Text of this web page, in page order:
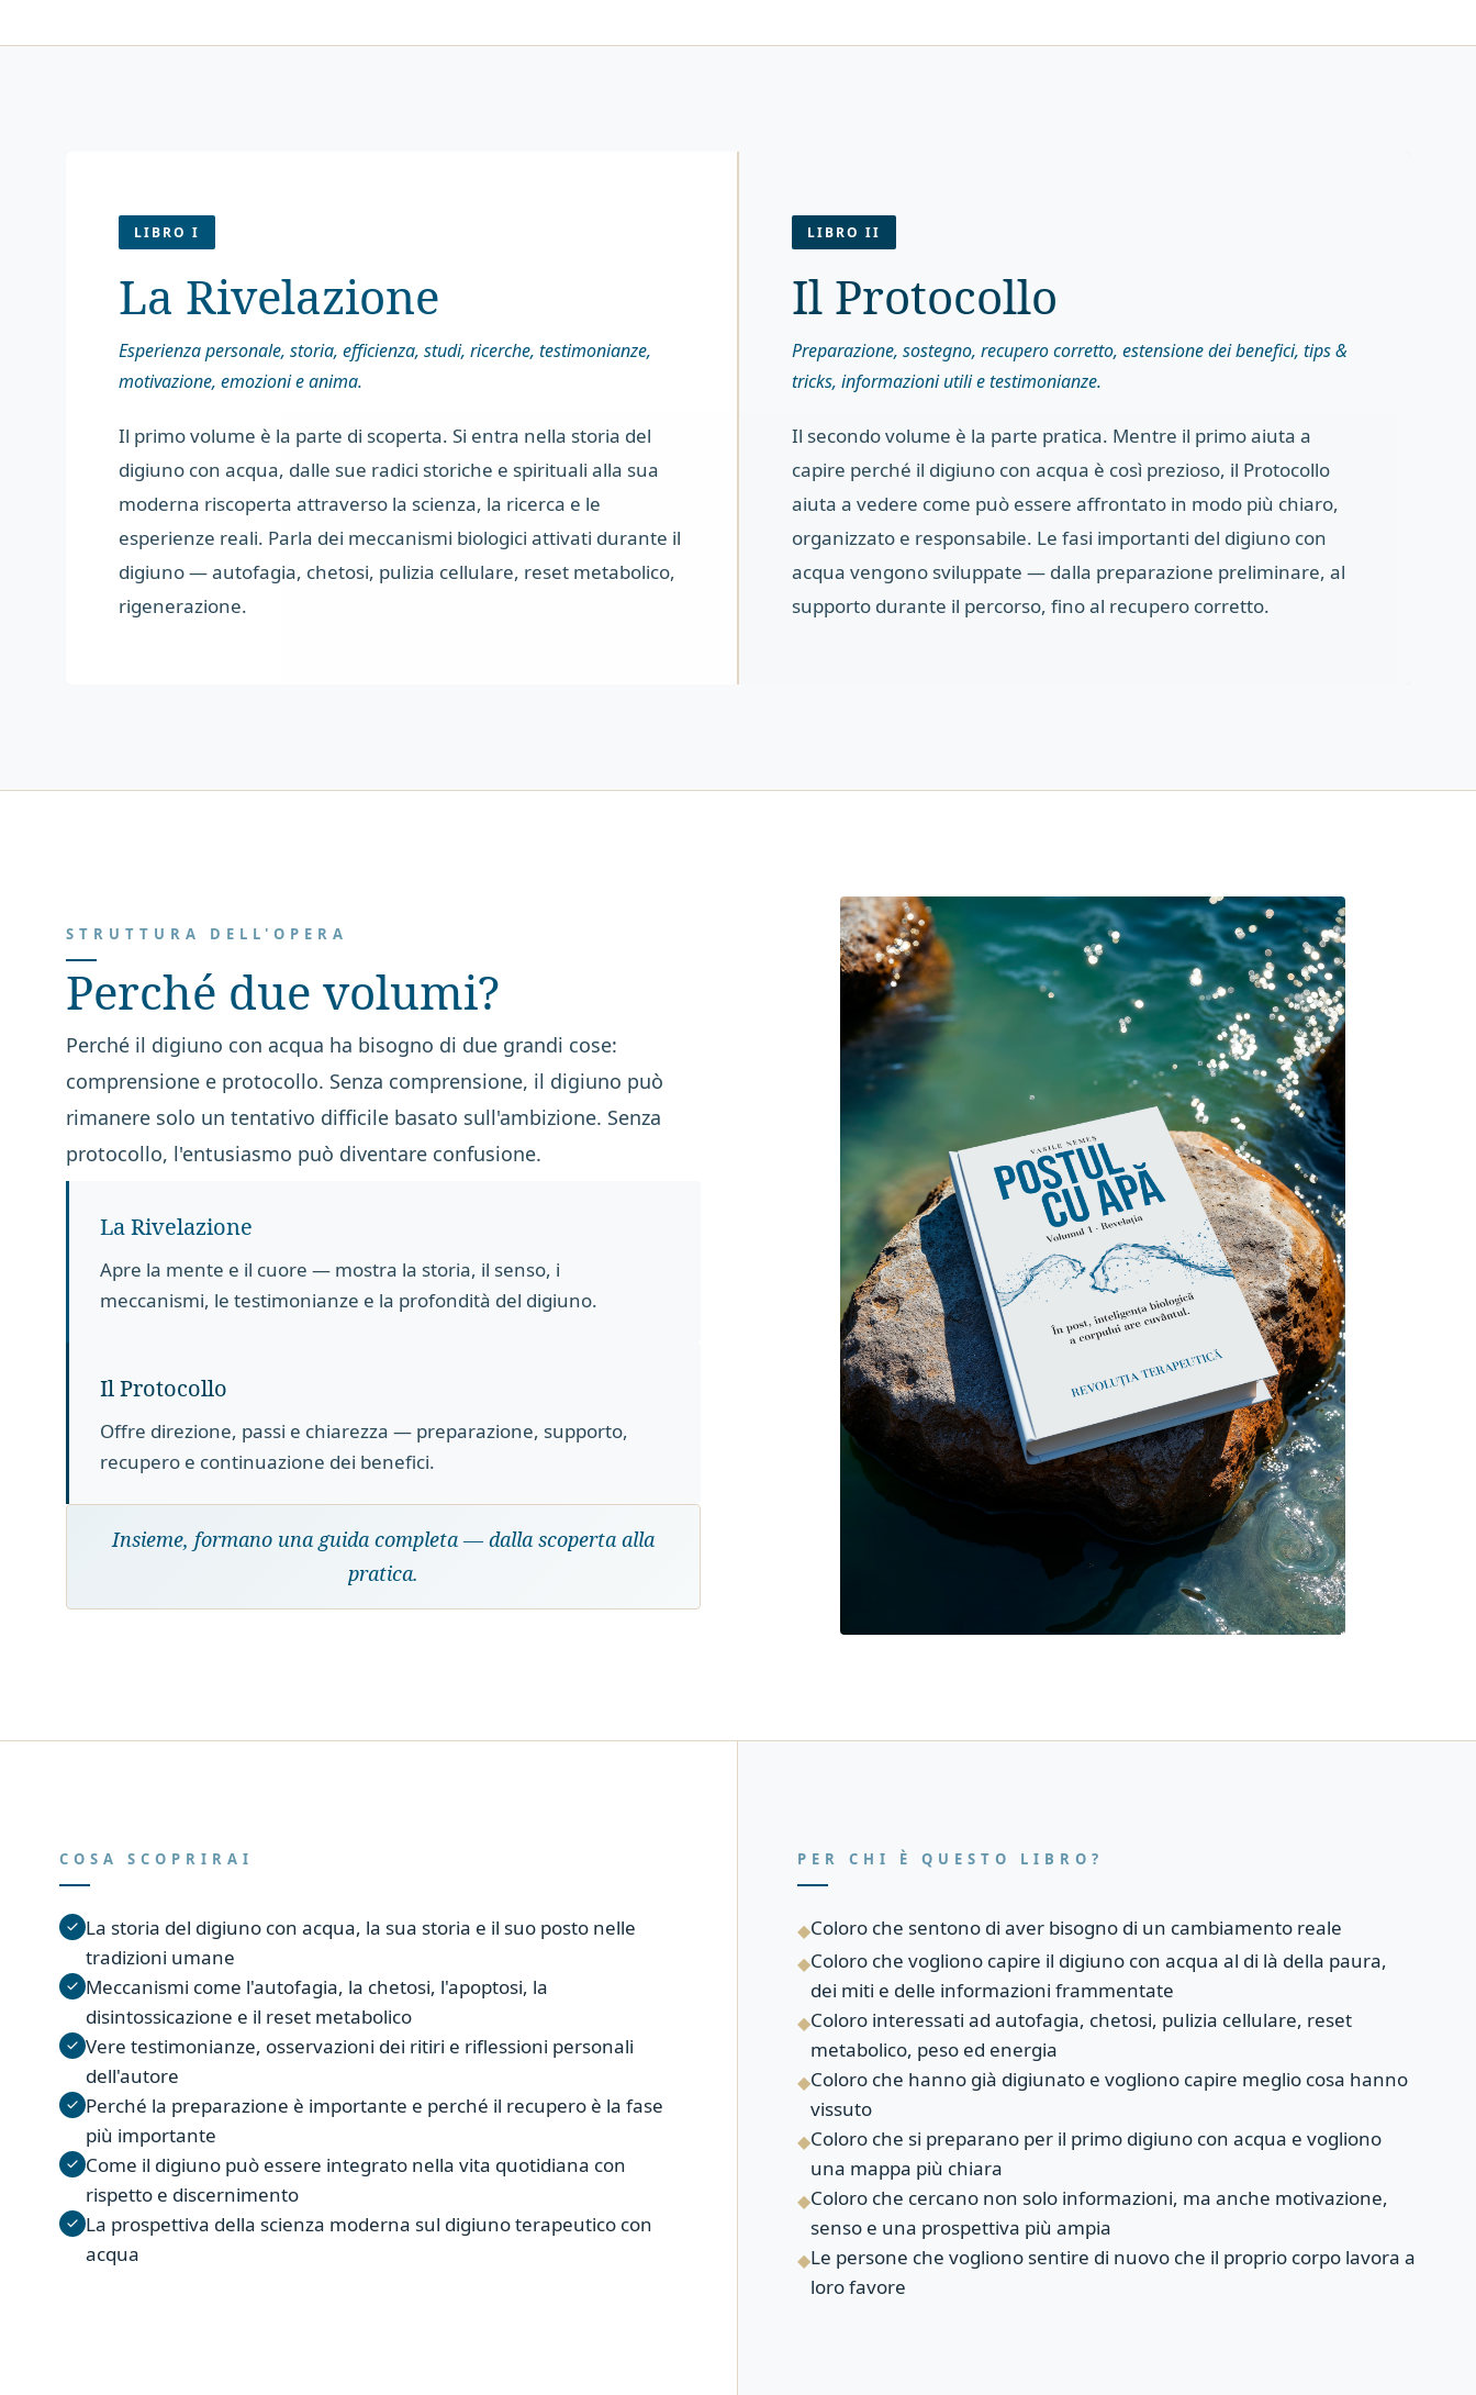
LIBRO I
La Rivelazione
Esperienza personale, storia, efficienza, studi, ricerche, testimonianze,
motivazione, emozioni e anima.
Il primo volume è la parte di scoperta. Si entra nella storia del
digiuno con acqua, dalle sue radici storiche e spirituali alla sua
moderna riscoperta attraverso la scienza, la ricerca e le
esperienze reali. Parla dei meccanismi biologici attivati durante il
digiuno — autofagia, chetosi, pulizia cellulare, reset metabolico,
rigenerazione.
LIBRO II
Il Protocollo
Preparazione, sostegno, recupero corretto, estensione dei benefici, tips &
tricks, informazioni utili e testimonianze.
Il secondo volume è la parte pratica. Mentre il primo aiuta a
capire perché il digiuno con acqua è così prezioso, il Protocollo
aiuta a vedere come può essere affrontato in modo più chiaro,
organizzato e responsabile. Le fasi importanti del digiuno con
acqua vengono sviluppate — dalla preparazione preliminare, al
supporto durante il percorso, fino al recupero corretto.
STRUTTURA DELL'OPERA
Perché due volumi?
Perché il digiuno con acqua ha bisogno di due grandi cose:
comprensione e protocollo. Senza comprensione, il digiuno può
rimanere solo un tentativo difficile basato sull'ambizione. Senza
protocollo, l'entusiasmo può diventare confusione.
La Rivelazione
Apre la mente e il cuore — mostra la storia, il senso, i
meccanismi, le testimonianze e la profondità del digiuno.
Il Protocollo
Offre direzione, passi e chiarezza — preparazione, supporto,
recupero e continuazione dei benefici.
Insieme, formano una guida completa — dalla scoperta alla
pratica.
COSA SCOPRIRAI
La storia del digiuno con acqua, la sua storia e il suo posto nelle
tradizioni umane
Meccanismi come l'autofagia, la chetosi, l'apoptosi, la
disintossicazione e il reset metabolico
Vere testimonianze, osservazioni dei ritiri e riflessioni personali
dell'autore
Perché la preparazione è importante e perché il recupero è la fase
più importante
Come il digiuno può essere integrato nella vita quotidiana con
rispetto e discernimento
La prospettiva della scienza moderna sul digiuno terapeutico con
acqua
PER CHI È QUESTO LIBRO?
◆Coloro che sentono di aver bisogno di un cambiamento reale
◆Coloro che vogliono capire il digiuno con acqua al di là della paura,
dei miti e delle informazioni frammentate
◆Coloro interessati ad autofagia, chetosi, pulizia cellulare, reset
metabolico, peso ed energia
◆Coloro che hanno già digiunato e vogliono capire meglio cosa hanno
vissuto
◆Coloro che si preparano per il primo digiuno con acqua e vogliono
una mappa più chiara
◆Coloro che cercano non solo informazioni, ma anche motivazione,
senso e una prospettiva più ampia
◆Le persone che vogliono sentire di nuovo che il proprio corpo lavora a
loro favore